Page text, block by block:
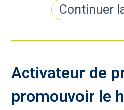
Continuer
Activateur de
promouvoir le